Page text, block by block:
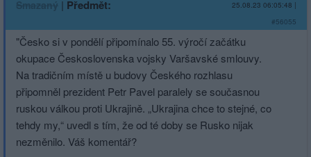
Smazaný | Předmět: 25.08.23 06:05:48 |
#56055
"Česko si v pondělí připomínalo 55. výročí začátku
okupace Československa vojsky Varšavské smlouvy.
Na tradičním místě u budovy Českého rozhlasu
připomněl prezident Petr Pavel paralely se současnou
ruskou válkou proti Ukrajině. „Ukrajina chce to stejné, co
tehdy my,“ uvedl s tím, že od té doby se Rusko nijak
nezměnilo. Váš komentář?